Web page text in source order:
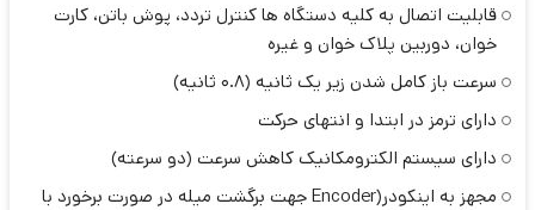
قابلیت اتصال به کلیه دستگاه ها کنترل تردد، پوش باتن، کارت
خوان، دوربین پلاک خوان و غیره
سرعت باز کامل شدن زیر یک ثانیه (0.8 ثانیه)
دارای ترمز در ابتدا و انتهای حرکت
دارای سیستم الکترومکانیک کاهش سرعت (دو سرعته)
مجهز به اینکودر(Encoder جهت برگشت میله در صورت برخورد با